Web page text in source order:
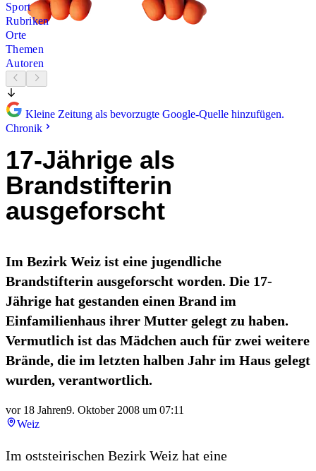
Sport
Rubriken
Orte
Themen
Autoren
Kleine Zeitung als bevorzugte Google-Quelle hinzufügen.
Chronik
17-Jährige als
Brandstifterin
ausgeforscht
Im Bezirk Weiz ist eine jugendliche
Brandstifterin ausgeforscht worden. Die 17-
Jährige hat gestanden einen Brand im
Einfamilienhaus ihrer Mutter gelegt zu haben.
Vermutlich ist das Mädchen auch für zwei weitere
Brände, die im letzten halben Jahr im Haus gelegt
wurden, verantwortlich.
vor 18 Jahren9. Oktober 2008 um 07:11
Weiz
Im oststeirischen Bezirk Weiz hat eine